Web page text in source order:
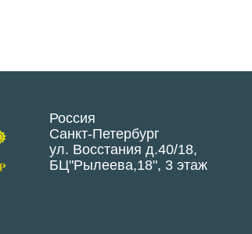
Россия
Санкт-Петербург
ул. Восстания д.40/18,
БЦ"Рылеева,18", 3 этаж